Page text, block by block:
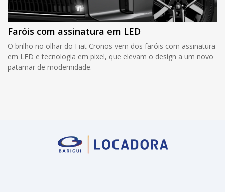
Faróis com assinatura em LED
O brilho no olhar do Fiat Cronos vem dos faróis com assinatura
em LED e tecnologia em pixel, que elevam o design a um novo
patamar de modernidade.